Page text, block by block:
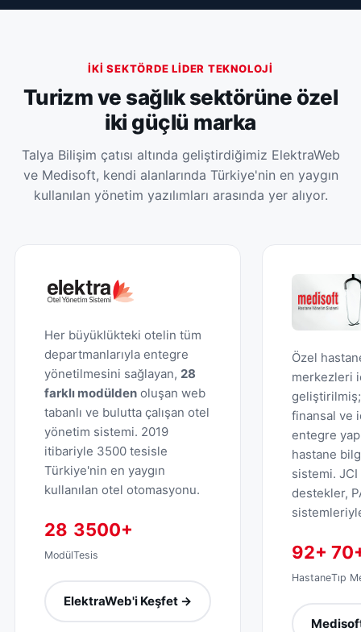
İKI SEKTÖRDE LIDER TEKNOLOJI
Turizm ve sağlık sektörüne özel
iki güçlü marka
Talya Bilişim çatısı altında geliştirdiğimiz ElektraWeb
ve Medisoft, kendi alanlarında Türkiye'nin en yaygın
kullanılan yönetim yazılımları arasında yer alıyor.
Her büyüklükteki otelin tüm
departmanlarıyla entegre
yönetilmesini sağlayan, 28
farklı modülden oluşan web
tabanlı ve bulutta çalışan otel
yönetim sistemi. 2019
itibariyle 3500 tesisle
Türkiye'nin en yaygın
kullanılan otel otomasyonu.
28
Modül
3500+
Tesis
ElektraWeb'i Keşfet →
Özel
merkezleri
finansal ve
entegre
hastane
sistemi. JCI
destekler,
92+
HastaneTıp